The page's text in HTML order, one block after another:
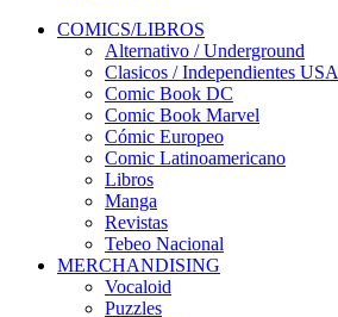
COMICS/LIBROS
Alternativo / Underground
Clasicos / Independientes USA
Comic Book DC
Comic Book Marvel
Cómic Europeo
Comic Latinoamericano
Libros
Manga
Revistas
Tebeo Nacional
MERCHANDISING
Vocaloid
Puzzles